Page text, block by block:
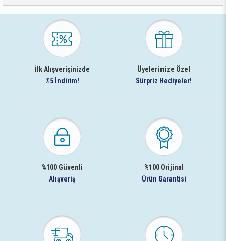
İlk Alışverişinizde
%5 İndirim!
Üyelerimize Özel
Sürpriz Hediyeler!
%100 Güvenli
Alışveriş
%100 Orijinal
Ürün Garantisi